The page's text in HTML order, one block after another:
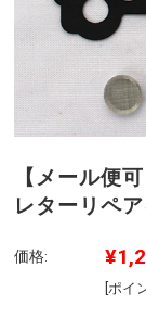
【メール便
レターリペ
価格:
[ポイ